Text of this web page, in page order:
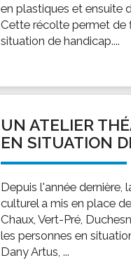
en plastiques et ensuite
Cette récolte permet de
situation de handicap....
UN ATELIER
EN SITUATION
Depuis l'année dernière,
culturel a mis en place
Chaux, Vert-Pré,
les personnes en
Dany Artus, ...